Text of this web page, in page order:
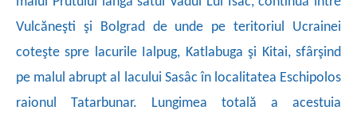
Vulcăneşti şi Bolgrad de unde pe teritoriul Ucrainei
coteşte spre lacurile Ialpug, Katlabuga şi Kitai, sfârşind
pe malul abrupt al lacului Sasâc în localitatea Eschipolos
raionul Tatarbunar. Lungimea totală a acestuia